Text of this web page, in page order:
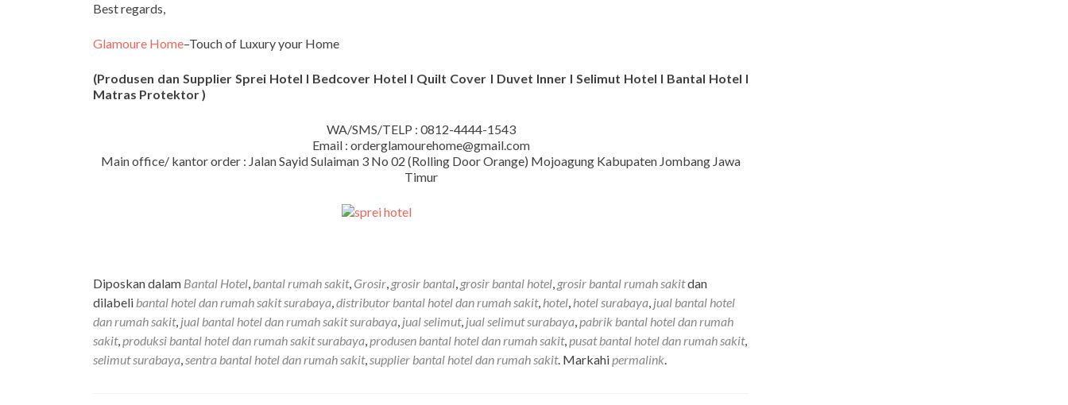
Best regards,
Glamoure Home–Touch of Luxury your Home
(Produsen dan Supplier Sprei Hotel I Bedcover Hotel I Quilt Cover I Duvet Inner I Selimut Hotel I Bantal Hotel I
Matras Protektor )
WA/SMS/TELP : 0812-4444-1543
Email : orderglamourehome@gmail.com
Main office/ kantor order : Jalan Sayid Sulaiman 3 No 02 (Rolling Door Orange) Mojoagung Kabupaten Jombang Jawa
Timur
Diposkan dalam Bantal Hotel, bantal rumah sakit, Grosir, grosir bantal, grosir bantal hotel, grosir bantal rumah sakitdan
dilabeli bantal hotel dan rumah sakit surabaya,distributor bantal hotel dan rumah sakit, hotel, hotel surabaya, jual bantal hotel
dan rumah sakit, jual bantal hotel dan rumah sakit surabaya, jual selimut, jual selimut surabaya,pabrik bantal hotel dan rumah
sakit,produksi bantal hotel dan rumah sakit surabaya,produsen bantal hotel dan rumah sakit,pusat bantal hotel dan rumah sakit,
selimut surabaya,sentra bantal hotel dan rumah sakit,supplier bantal hotel dan rumah sakit. Markahipermalink.